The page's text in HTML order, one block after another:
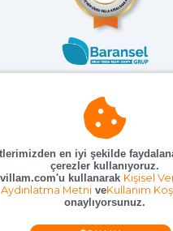
© TatilVillam Tüm Hakları
en iyi şekilde
çerezler kullanıyoruz.
kullanarak Kişisel
Aydınlatma MetniveKullanım
onaylıyorsunuz.